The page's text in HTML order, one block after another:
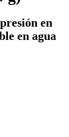
en
en agua